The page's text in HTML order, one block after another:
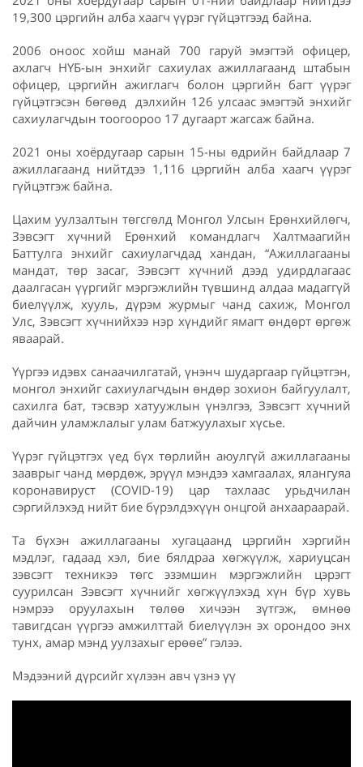
19,300 цэргийн алба хаагч үүрэг гүйцэтгээд байна.
2006 оноос хойш манай 700 гаруй эмэгтэй офицер,
ахлагч НҮБ-ын энхийг сахиулах ажиллагаанд штабын
офицер, цэргийн ажиглагч болон цэргийн багт үүрэг
гүйцэтгэсэн бөгөөд дэлхийн 126 улсаас эмэгтэй энхийг
сахиулагчдын тоогоороо 17 дугаарт жагсаж байна.
2021 оны хоёрдугаар сарын 15-ны өдрийн байдлаар 7
ажиллагаанд нийтдээ 1,116 цэргийн алба хаагч үүрэг
гүйцэтгэж байна.
Цахим уулзалтын төгсгөлд Монгол Улсын Ерөнхийлөгч,
Зэвсэгт хүчний Ерөнхий командлагч Халтмаагийн
Баттулга энхийг сахиулагчдад хандан, “Ажиллагааны
мандат, төр засаг, Зэвсэгт хүчний дээд удирдлагаас
даалгасан үүргийг мэргэжлийн түвшинд алдаа мадаггүй
биелүүлж, хууль, дүрэм журмыг чанд сахиж, Монгол
Улс, Зэвсэгт хүчнийхээ нэр хүндийг ямагт өндөрт өргөж
яваарай.
Үүргээ идэвх санаачилгатай, үнэнч шударгаар гүйцэтгэн,
монгол энхийг сахиулагчдын өндөр зохион байгуулалт,
сахилга бат, тэсвэр хатуужлын үнэлгээ, Зэвсэгт хүчний
дайчин уламжлалыг улам батжуулахыг хүсье.
Үүрэг гүйцэтгэх үед бүх төрлийн аюулгүй ажиллагааны
зааврыг чанд мөрдөж, эрүүл мэндээ хамгаалах, ялангуяа
коронавируст (COVID-19) цар тахлаас урьдчилан
сэргийлэхэд нийт бие бүрэлдэхүүн онцгой анхаараарай.
Та бүхэн ажиллагааны хугацаанд цэргийн хэргийн
мэдлэг, гадаад хэл, бие бялдраа хөгжүүлж, хариуцсан
зэвсэгт техникээ төгс эзэмшин мэргэжлийн цэрэгт
суурилсан Зэвсэгт хүчнийг хөгжүүлэхэд хүн бүр хувь
нэмрээ оруулахын төлөө хичээн зүтгэж, өмнөө
тавигдсан үүргээ амжилттай биелүүлэн эх орондоо энх
тунх, амар мэнд уулзахыг ерөөе” гэлээ.
Мэдээний дүрсийг хүлээн авч үзнэ үү